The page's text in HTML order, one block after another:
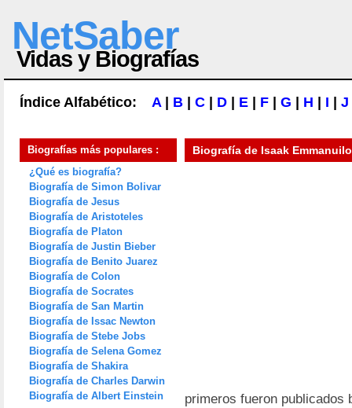
NetSaber
Vidas y Biografías
Índice Alfabético: A| B C D E F G H I J
Biografías más populares :
¿Qué es biografía?
Biografía de Simon Bolivar
Biografía de Jesus
Biografía de Aristoteles
Biografía de Platon
Biografía de Justin Bieber
Biografía de Benito Juarez
Biografía de Colon
Biografía de Socrates
Biografía de San Martin
Biografía de Issac Newton
Biografía de Stebe Jobs
Biografía de Selena Gomez
Biografía de Shakira
Biografía de Charles Darwin
Biografía de Albert Einstein
Biografía de Isaak
primeros fueron publicados